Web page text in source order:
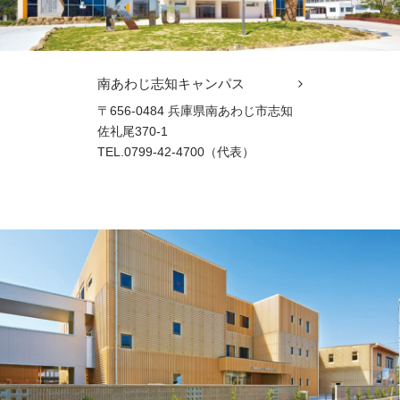
南あわじ志知キャンパス
〒656-0484 兵庫県南あわじ市志知
佐礼尾370-1
TEL.0799-42-4700（代表）